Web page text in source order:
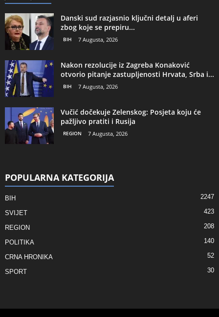
Danski sud razjasnio ključni detalj u aferi
zbog koje se prepiru...
BIH 7 Augusta, 2026
Nakon rezolucije iz Zagreba Konaković
otvorio pitanje zastupljenosti Hrvata, Srba i...
BIH 7 Augusta, 2026
Vučić dočekuje Zelenskog: Posjeta koju će
pažljivo pratiti i Rusija
REGION 7 Augusta, 2026
POPULARNA KATEGORIJA
BIH 2247
SVIJET 423
REGION 208
POLITIKA 140
CRNA HRONIKA 52
SPORT 30